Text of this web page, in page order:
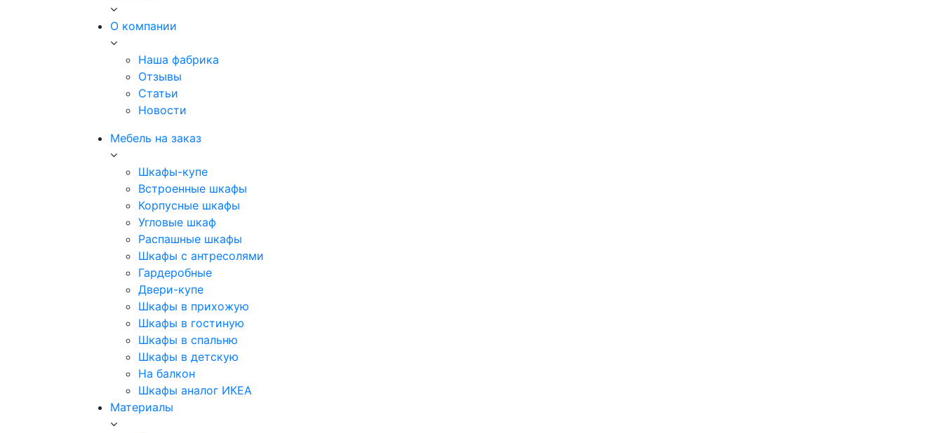
О компании
Наша фабрика
Отзывы
Статьи
Новости
Мебель на заказ
Шкафы-купе
Встроенные шкафы
Корпусные шкафы
Угловые шкаф
Распашные шкафы
Шкафы с антресолями
Гардеробные
Двери-купе
Шкафы в прихожую
Шкафы в гостиную
Шкафы в спальню
Шкафы в детскую
На балкон
Шкафы аналог ИКЕА
Материалы